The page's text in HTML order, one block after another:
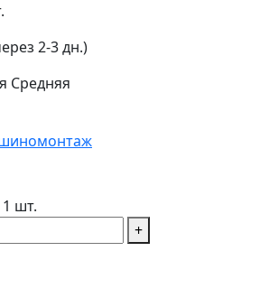
2-3 дн.)
Средняя
шиномонтаж
шт.
+